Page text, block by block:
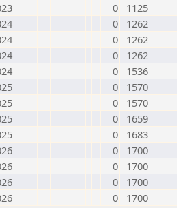
0
1125
0
1262
0
1262
0
1262
0
1536
0
1570
0
1570
0
1659
0
1683
0
1700
0
1700
0
1700
0 1700